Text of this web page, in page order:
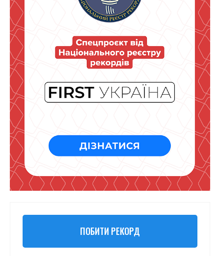
ПОБИТИ РЕКОРД